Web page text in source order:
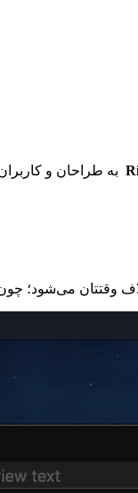
به طراحان و
وقتتان